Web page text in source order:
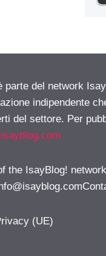
parte del network
indipendente
del settore. Per
the IsayBlog!
(UE)